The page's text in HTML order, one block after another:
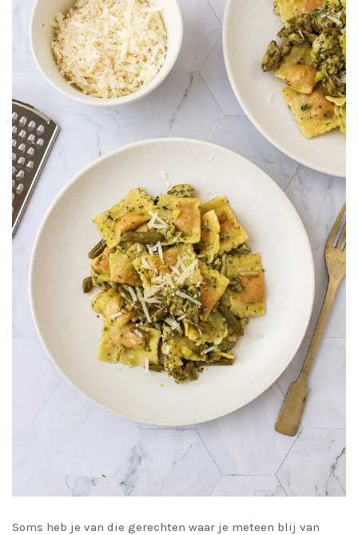
Soms heb je van die gerechten waar je meteen blij van